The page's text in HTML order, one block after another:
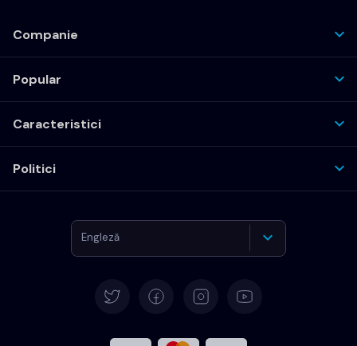
Companie
Popular
Caracteristici
Politici
Engleză